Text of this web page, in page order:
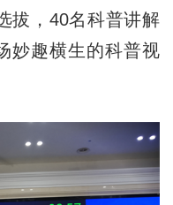
拔，40名科普讲解
妙趣横生的科普视